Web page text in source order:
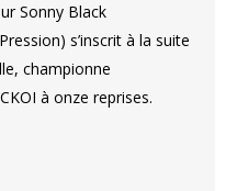
Sonny Black
s’inscrit à la suite
championne
à onze reprises.